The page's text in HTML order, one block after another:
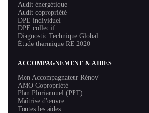
Audit énergétique
Audit copropriété
DPE individuel
DPE collectif
Diagnostic Technique Global
Étude thermique RE 2020
ACCOMPAGNEMENT & AIDES
Mon Accompagnateur Rénov'
AMO Copropriété
Plan Pluriannuel (PPT)
Maîtrise d'œuvre
Toutes les aides